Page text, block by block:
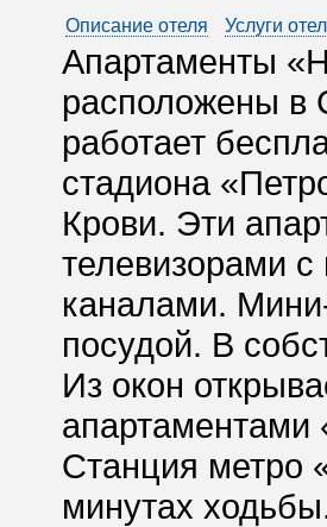
Описание отеля Услуги
Апартаменты
расположены в
работает
стадиона
Крови. Эти
телевизорами
каналами.
посудой. В
Из окон
апартаментами
Станция метро
минутах